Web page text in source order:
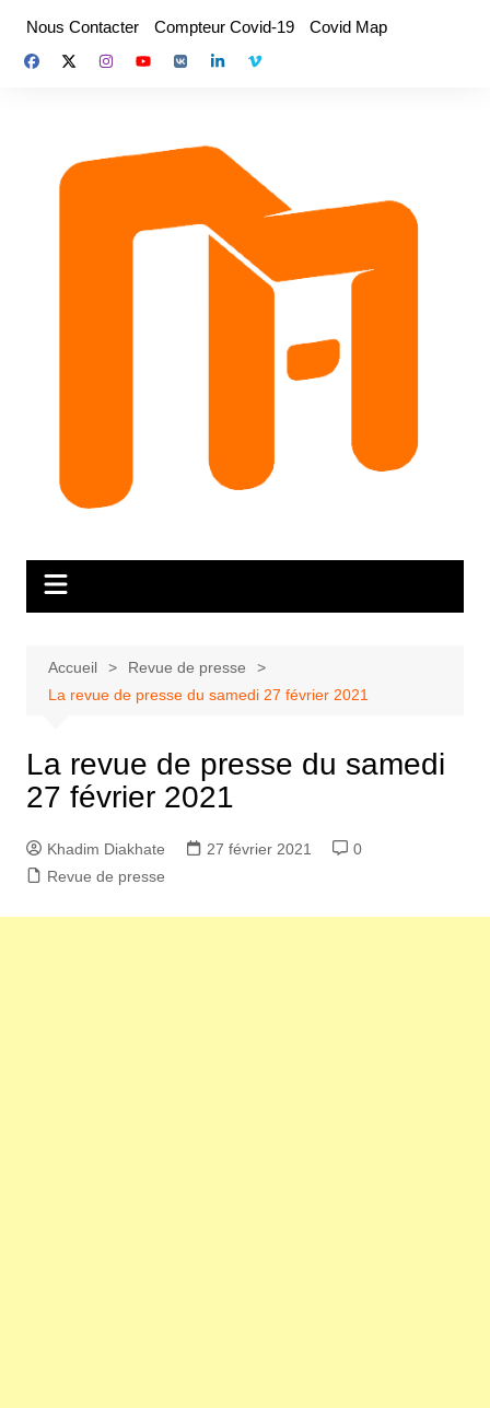
contenu
Nous Contacter Compteur Covid-19 Covid Map
Accueil
Revue de presse
La revue de presse du samedi 27 février 2021
La revue de presse du samedi
27 février 2021
Khadim Diakhate 27 février 2021
0
Revue de presse